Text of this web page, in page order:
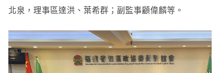
北泉，理事區達洪、葉希群；副監事顧偉麟等。